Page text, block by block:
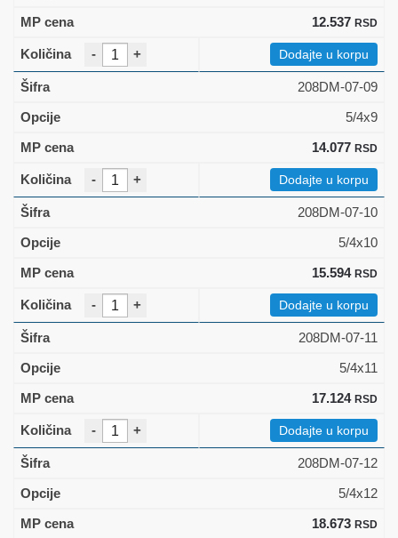
12.537 RSD
- + Dodajte u korpu
208DM-07-09
5/4x9
14.077 RSD
- + Dodajte u korpu
208DM-07-10
5/4x10
15.594 RSD
- + Dodajte u korpu
208DM-07-11
5/4x11
17.124 RSD
- + Dodajte u korpu
208DM-07-12
5/4x12
18.673 RSD